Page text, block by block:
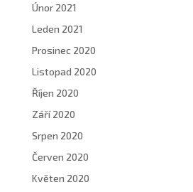
Únor 2021
Leden 2021
Prosinec 2020
Listopad 2020
Říjen 2020
Září 2020
Srpen 2020
Červen 2020
Květen 2020